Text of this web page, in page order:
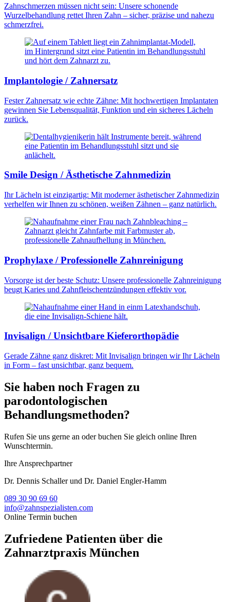
Zahnschmerzen müssen nicht sein: Unsere schonende
Wurzelbehandlung rettet Ihren Zahn – sicher, präzise und nahezu
schmerzfrei.
Implantologie / Zahnersatz
Fester Zahnersatz wie echte Zähne: Mit hochwertigen Implantaten
gewinnen Sie Lebensqualität, Funktion und ein sicheres Lächeln
zurück.
Smile Design / Ästhetische Zahnmedizin
Ihr Lächeln ist einzigartig: Mit moderner ästhetischer Zahnmedizin
verhelfen wir Ihnen zu schönen, weißen Zähnen – ganz natürlich.
Prophylaxe / Professionelle Zahnreinigung
Vorsorge ist der beste Schutz: Unsere professionelle Zahnreinigung
beugt Karies und Zahnfleischentzündungen effektiv vor.
Invisalign / Unsichtbare Kieferorthopädie
Gerade Zähne ganz diskret: Mit Invisalign bringen wir Ihr Lächeln
in Form – fast unsichtbar, ganz bequem.
Sie haben noch Fragen zu
parodontologischen
Behandlungsmethoden?
Rufen Sie uns gerne an oder buchen Sie gleich online Ihren
Wunschtermin.
Ihre Ansprechpartner
Dr. Dennis Schaller und Dr. Daniel Engler-Hamm
089 30 90 69 60
info@zahnspezialisten.com
Online Termin buchen
Zufriedene Patienten über die
Zahnarztpraxis München